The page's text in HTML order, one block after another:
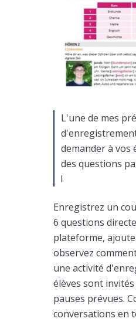
L'une de mes
demander à vos
des questions
!
Enregistrez un
6 questions
plateforme,
observez
une activité
élèves sont
pauses prévues.
conversations en